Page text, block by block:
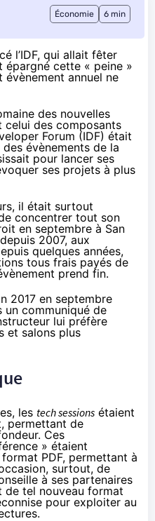
Économie 6 min
l’IDF, qui allait fêter
épargné cette « peine »
évènement annuel ne
des nouvelles
celui des composants
Forum (IDF) était
des évènements de la
pour lancer ses
ses projets à plus
il était surtout
concentrer tout son
en septembre à San
2007, aux
quelques années,
tous frais payés de
prend fin.
2017 en septembre
un communiqué de
lui préfère
et salons plus
les tech sessions étaient
permettant de
Ces
» étaient
PDF, permettant à
surtout, de
à ses partenaires
de tel nouveau format
pour exploiter au